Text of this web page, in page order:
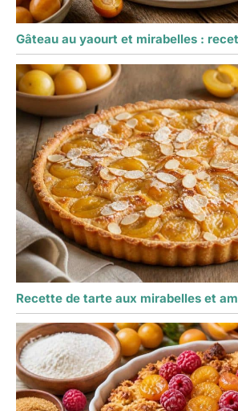
Gâteau au yaourt et mirabelles :
Recette de tarte aux mirabelles et